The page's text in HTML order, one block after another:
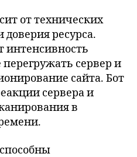
от технических
доверия ресурса.
интенсивность
сервер и
сайта. Бот
сервера и
в